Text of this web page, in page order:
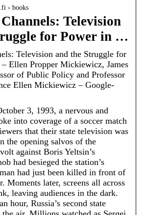
› books
Television
for Power in …
Television and the Struggle for
Ellen Propper Mickiewicz, James
of Public Policy and Professor
Ellen Mickiewicz – Google-
3, 1993, a nervous and
into coverage of a soccer match
that their state television was
the opening salvos of the
against Boris Yeltsin’s
had besieged the station’s
had just been killed in front of
Moments later, screens all across
leaving audiences in the dark.
hour, Russia’s second state